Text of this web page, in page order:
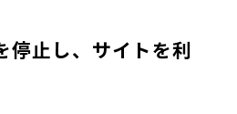
停止し、サイトを利